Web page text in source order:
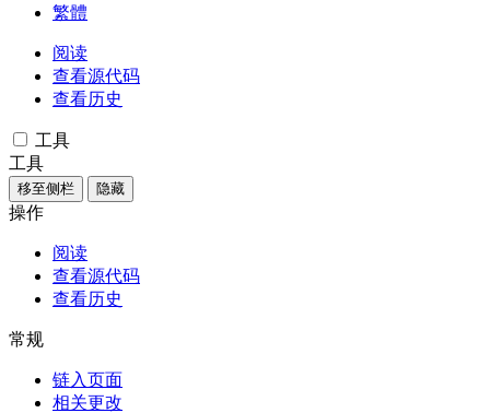
繁體
阅读
查看源代码
查看历史
工具
工具
移至侧栏 隐藏
操作
阅读
查看源代码
查看历史
常规
链入页面
相关更改